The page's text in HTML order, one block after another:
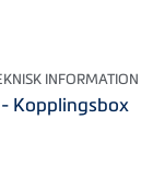
INFORMATION
Kopplingsbox